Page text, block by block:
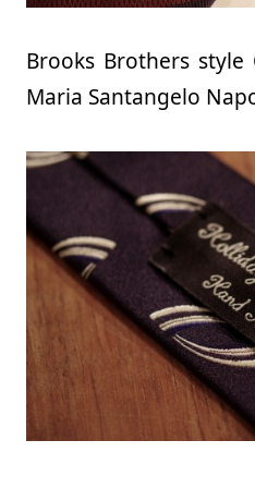
Brooks Brothers
Maria Santangelo